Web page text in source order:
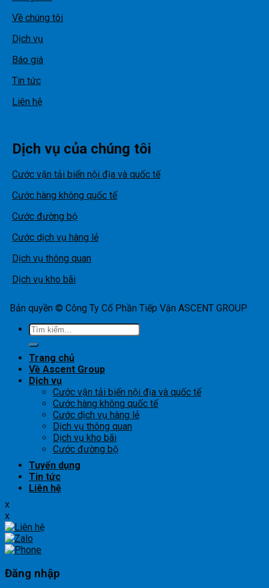
Về chúng tôi
Dịch vụ
Báo giá
Tin tức
Liên hệ
Dịch vụ của chúng tôi
Cước vận tải biển nội địa và quốc tế
Cước hàng không quốc tế
Cước đường bộ
Cước dịch vụ hàng lẻ
Dịch vụ thông quan
Dịch vụ kho bãi
Bản quyền © Công Ty Cổ Phần Tiếp Vận ASCENT GROUP
Tìm
Trang chủ
Về Ascent Group
Dịch vụ
Cước vận tải biển nội địa và quốc tế
Cước hàng không quốc tế
Cước dịch vụ hàng lẻ
Dịch vụ thông quan
Dịch vụ kho bãi
Cước đường bộ
Tuyển dụng
Tin tức
Liên hệ
x
x
Đăng nhập